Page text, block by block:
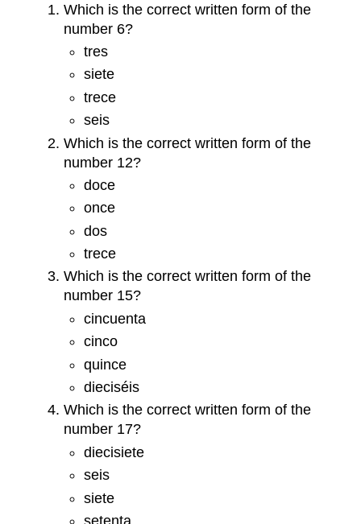
Which is the correct written form of the
number 6?
tres
siete
trece
seis
Which is the correct written form of the
number 12?
doce
once
dos
trece
Which is the correct written form of the
number 15?
cincuenta
cinco
quince
dieciséis
Which is the correct written form of the
number 17?
diecisiete
seis
siete
setenta